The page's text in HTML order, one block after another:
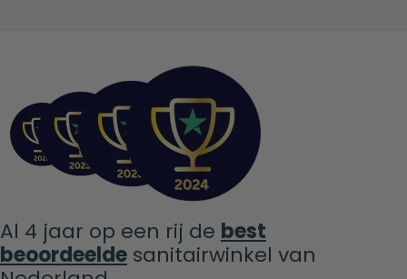
Al 4 jaar op een rij de best
beoordeelde sanitairwinkel van